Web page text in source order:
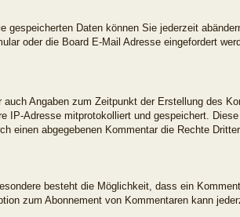
Daten können Sie jederzeit
oder die Board E-Mail Adresse eingefordert
Angaben zum Zeitpunkt der Erstellung des
IP-Adresse mitprotokolliert und gespeichert.
einen abgegebenen Kommentar die Rechte
besteht die Möglichkeit, dass ein
zum Abonnement von Kommentaren kann